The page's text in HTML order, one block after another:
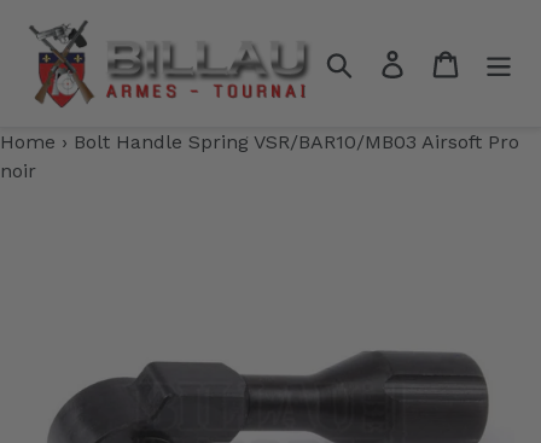
contenu
RechercherSe connecter
Panier
Home › Bolt Handle Spring VSR/BAR10/MB03 Airsoft Pro
noir